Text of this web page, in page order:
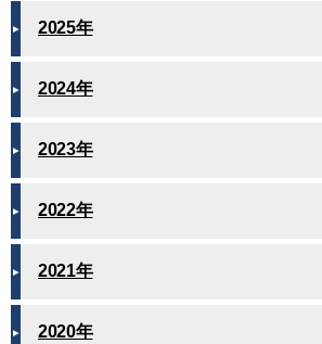
2025年
2024年
2023年
2022年
2021年
2020年